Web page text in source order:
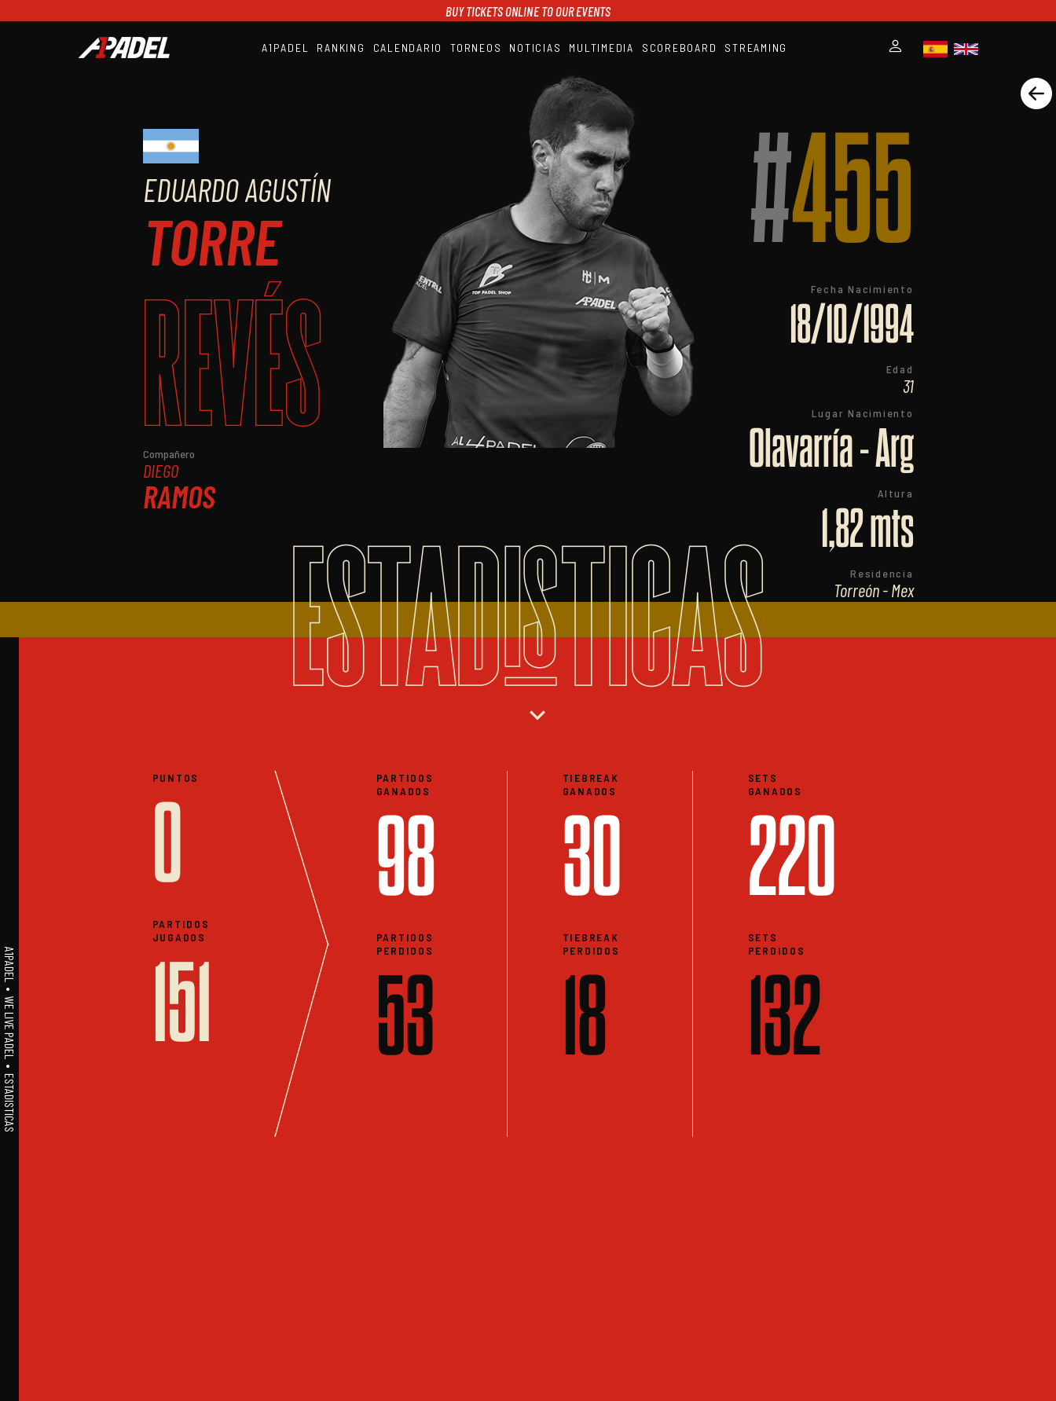
BUY TICKETS ONLINE TO OUR EVENTS
A1PADEL RANKING CALENDARIO TORNEOS NOTICIAS MULTIMEDIA SCOREBOARD STREAMING
RANKING
CALENDARIO
TORNEOS
NOTICIAS
MULTIMEDIA
SCOREBOARD
STREAMING
EDUARDO AGUSTÍN
TORRE
REVÉS
Compañero
DIEGO
RAMOS
#455
Fecha Nacimiento
18/10/1994
Edad
31
Lugar Nacimiento
Olavarría - Arg
Altura
1,82 mts
Residencia
Torreón - Mex
ESTADISTICAS
A1PADEL • WE LIVE PADEL • ESTADISTICAS
expand_more
PUNTOS
0
PARTIDOS
JUGADOS
151
PARTIDOS
GANADOS
98
PARTIDOS
PERDIDOS
53
TIEBREAK
GANADOS
30
TIEBREAK
PERDIDOS
18
SETS
GANADOS
220
SETS
PERDIDOS
132